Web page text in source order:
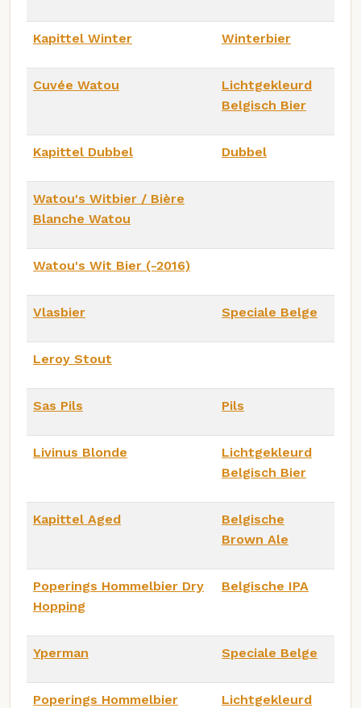
Kapittel Winter Winterbier
Cuvée Watou
Lichtgekleurd
Belgisch Bier
Kapittel Dubbel Dubbel
Watou's Witbier / Bière
Blanche Watou
Watou's Wit Bier (-2016)
Vlasbier Speciale Belge
Leroy Stout
Sas Pils Pils
Livinus Blonde
Lichtgekleurd
Belgisch Bier
Kapittel Aged
Belgische
Brown Ale
Poperings Hommelbier Dry
Hopping
Belgische IPA
Yperman Speciale Belge
Poperings Hommelbier
Lichtgekleurd